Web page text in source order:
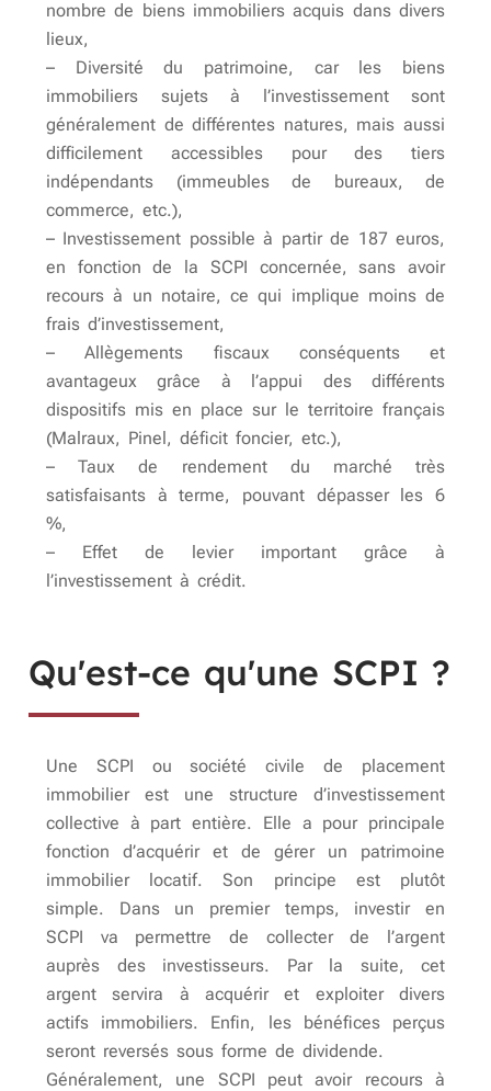
nombre de biens immobiliers acquis dans divers
lieux,
– Diversité du patrimoine, car les biens
immobiliers sujets à l’investissement sont
généralement de différentes natures, mais aussi
difficilement accessibles pour des tiers
indépendants (immeubles de bureaux, de
commerce, etc.),
– Investissement possible à partir de 187 euros,
en fonction de la SCPI concernée, sans avoir
recours à un notaire, ce qui implique moins de
frais d’investissement,
– Allègements fiscaux conséquents et
avantageux grâce à l’appui des différents
dispositifs mis en place sur le territoire français
(Malraux, Pinel, déficit foncier, etc.),
– Taux de rendement du marché très
satisfaisants à terme, pouvant dépasser les 6
%,
– Effet de levier important grâce à
l’investissement à crédit.
Qu'est-ce qu'une SCPI ?
Une SCPI ou société civile de placement
immobilier est une structure d’investissement
collective à part entière. Elle a pour principale
fonction d’acquérir et de gérer un patrimoine
immobilier locatif. Son principe est plutôt
simple. Dans un premier temps, investir en
SCPI va permettre de collecter de l’argent
auprès des investisseurs. Par la suite, cet
argent servira à acquérir et exploiter divers
actifs immobiliers. Enfin, les bénéfices perçus
seront reversés sous forme de dividende.
Généralement, une SCPI peut avoir recours à